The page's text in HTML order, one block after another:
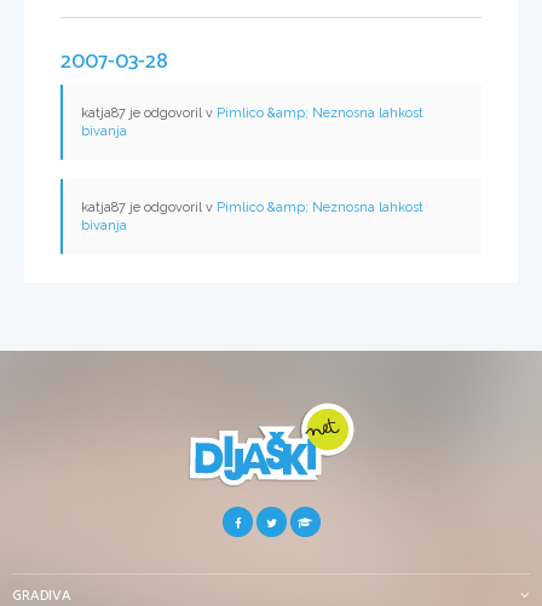
2007-03-28
katja87 je odgovoril v Pimlico &amp; Neznosna lahkost
bivanja
katja87 je odgovoril v Pimlico &amp; Neznosna lahkost
bivanja
GRADIVA